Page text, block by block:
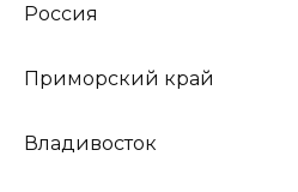
Россия
Приморский край
Владивосток